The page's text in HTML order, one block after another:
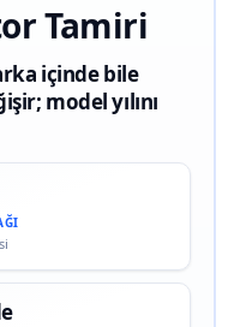
Tamiri
içinde bile
model yılını